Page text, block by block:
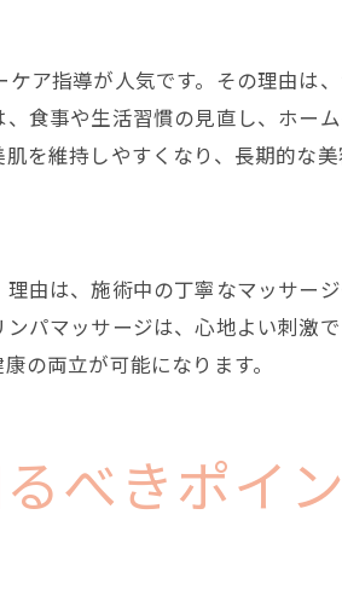
整えるエステ活用法
癒しの時間の魅力
極める実践的ヒント
充実したエステの特徴
エステの質を見抜く方法
スを賢く活用するコツ
な頻度とタイミング
ア指導が人気です。その理由は
食事や生活習慣の見直し、ホー
を維持しやすくなり、長期的な美
由は、施術中の丁寧なマッサー
パマッサージは、心地よい刺激
の両立が可能になります。
べきポイ